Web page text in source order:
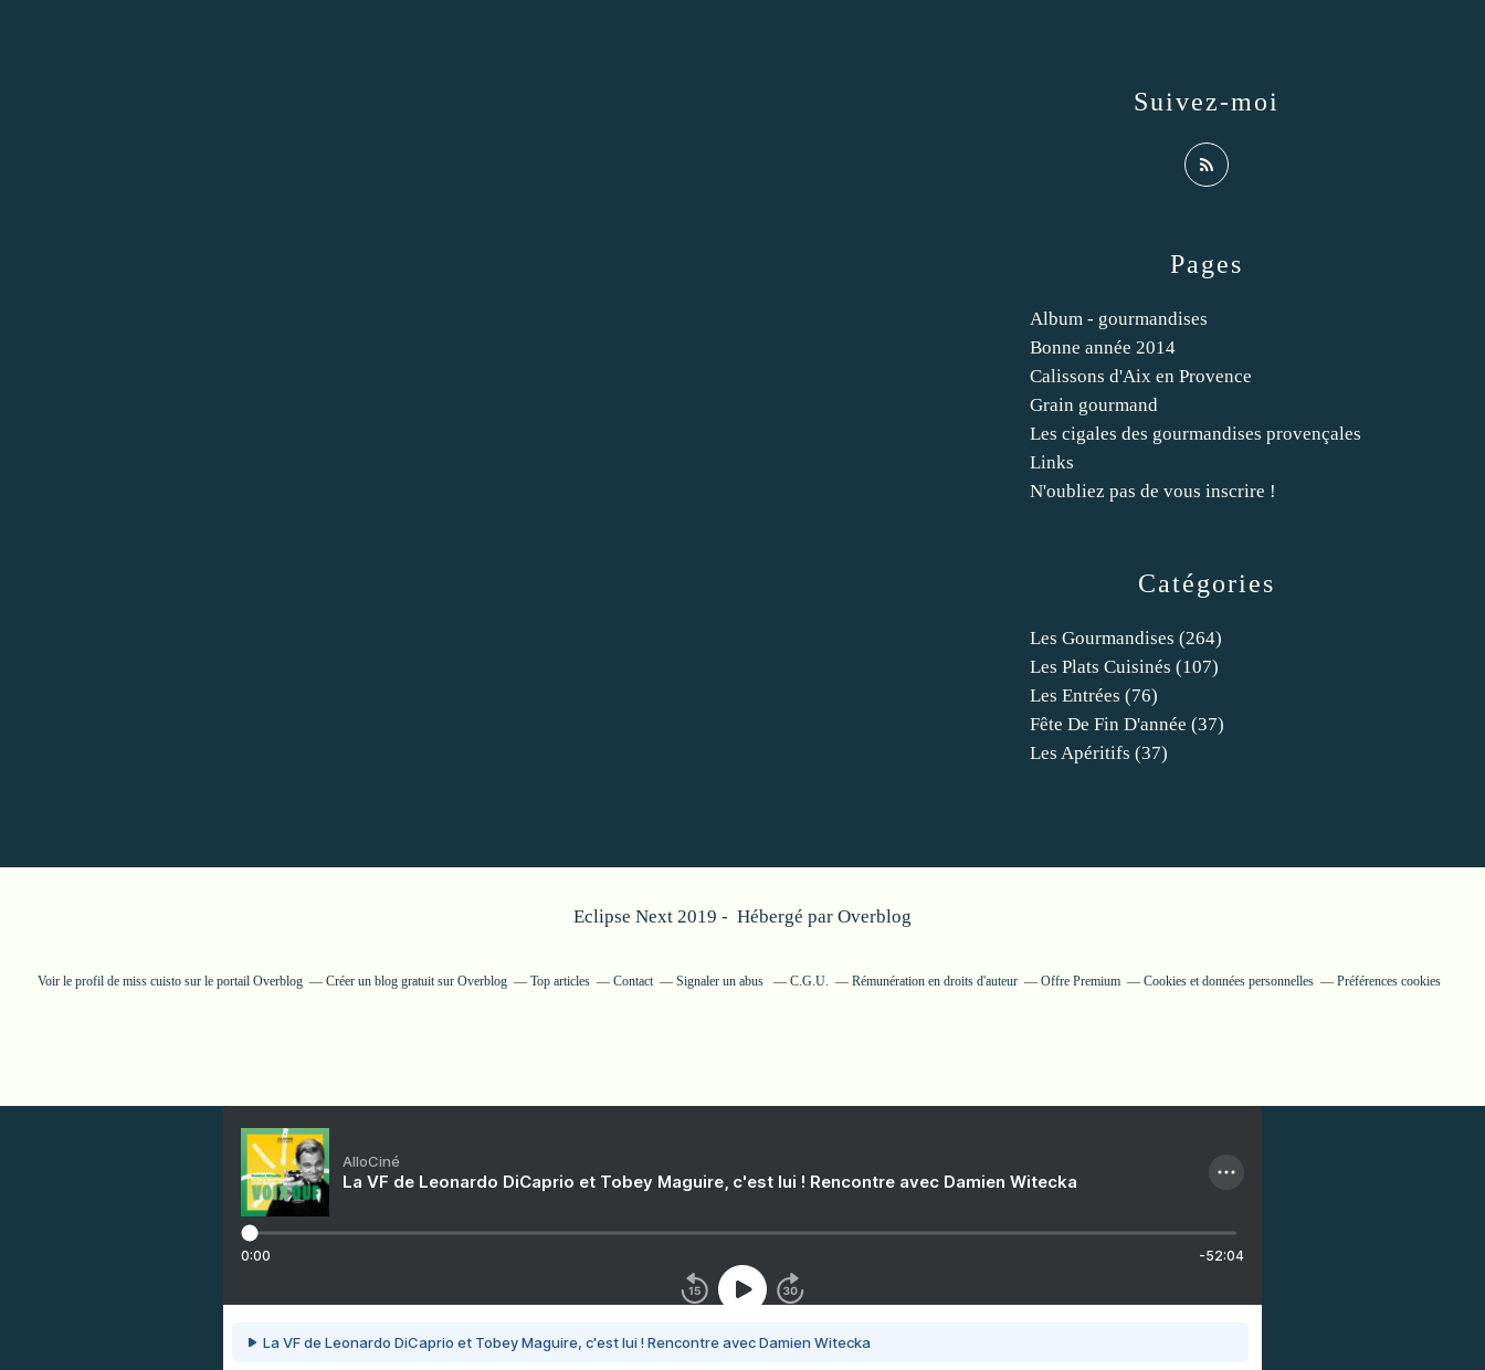
Catégories
Les Gourmandises (264)
Les Plats Cuisinés (107)
Les Entrées (76)
Fête De Fin D'année (37)
Les Apéritifs (37)
Pages
Album - gourmandises
Bonne année 2014
Calissons d'Aix en Provence
Grain gourmand
Les cigales des gourmandises provençales
Links
N'oubliez pas de vous inscrire !
Suivez-moi
Eclipse Next 2019 - Hébergé par Overblog
Voir le profil de miss cuisto sur le portail Overblog Créer un blog gratuit sur Overblog Top articles Contact Signaler un abus C.G.U. Rémunération en droits d'auteur Offre Premium Cookies et données personnelles Préférences cookies
AlloCiné
La VF de Leonardo DiCaprio et Tobey Maguire, c'est lui ! Rencontre avec Damien Witecka
0:00 -52:04
La VF de Leonardo DiCaprio et Tobey Maguire, c'est lui ! Rencontre avec Damien Witecka